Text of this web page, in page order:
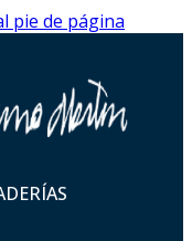
pie de página